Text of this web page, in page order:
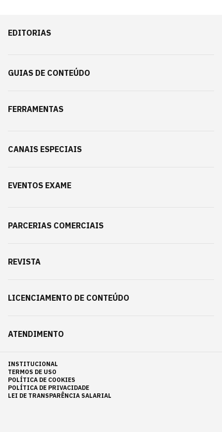
EDITORIAS
GUIAS DE CONTEÚDO
FERRAMENTAS
CANAIS ESPECIAIS
EVENTOS EXAME
PARCERIAS COMERCIAIS
REVISTA
LICENCIAMENTO DE CONTEÚDO
ATENDIMENTO
INSTITUCIONAL
TERMOS DE USO
POLÍTICA DE COOKIES
POLÍTICA DE PRIVACIDADE
LEI DE TRANSPARÊNCIA SALARIAL